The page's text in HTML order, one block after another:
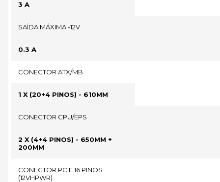
3 A
SAÍDA MÁXIMA -12V
0.3 A
CONECTOR ATX/MB
1 X (20+4 PINOS) - 610MM
CONECTOR CPU/EPS
2 X (4+4 PINOS) - 650MM +
200MM
CONECTOR PCIE 16 PINOS
(12VHPWR)